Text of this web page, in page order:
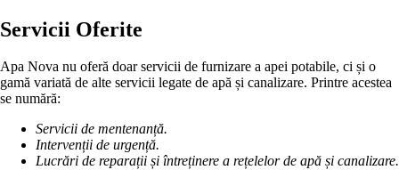
Servicii Oferite
Apa Nova nu oferă doar servicii de furnizare a apei potabile, ci și o
gamă variată de alte servicii legate de apă și canalizare. Printre acestea
se numără:
Servicii de mentenanță.
Intervenții de urgență.
Lucrări de reparații și întreținere a rețelelor de apă și canalizare.